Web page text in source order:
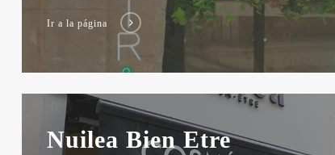
Ir a la página
Nuilea Bien Etre